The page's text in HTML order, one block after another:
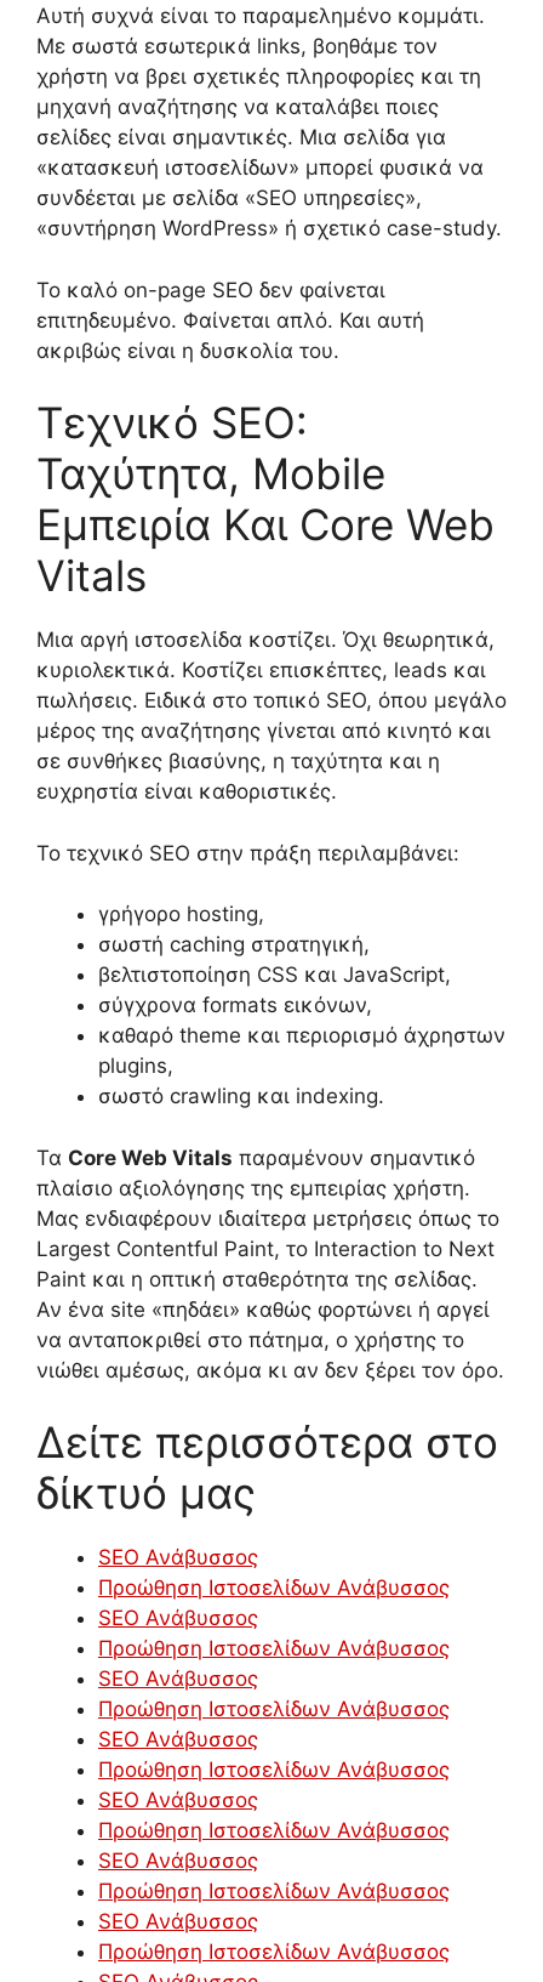
Αυτή συχνά είναι το παραμελημένο κομμάτι.
Με σωστά εσωτερικά links, βοηθάμε τον
χρήστη να βρει σχετικές πληροφορίες και τη
μηχανή αναζήτησης να καταλάβει ποιες
σελίδες είναι σημαντικές. Μια σελίδα για
«κατασκευή ιστοσελίδων» μπορεί φυσικά να
συνδέεται με σελίδα «SEO υπηρεσίες»,
«συντήρηση WordPress» ή σχετικό case-study.
Το καλό on-page SEO δεν φαίνεται
επιτηδευμένο. Φαίνεται απλό. Και αυτή
ακριβώς είναι η δυσκολία του.
Τεχνικό SEO:
Ταχύτητα, Mobile
Εμπειρία Και Core Web
Vitals
Μια αργή ιστοσελίδα κοστίζει. Όχι θεωρητικά,
κυριολεκτικά. Κοστίζει επισκέπτες, leads και
πωλήσεις. Ειδικά στο τοπικό SEO, όπου μεγάλο
μέρος της αναζήτησης γίνεται από κινητό και
σε συνθήκες βιασύνης, η ταχύτητα και η
ευχρηστία είναι καθοριστικές.
Το τεχνικό SEO στην πράξη περιλαμβάνει:
γρήγορο hosting,
σωστή caching στρατηγική,
βελτιστοποίηση CSS και JavaScript,
σύγχρονα formats εικόνων,
καθαρό theme και περιορισμό άχρηστων
plugins,
σωστό crawling και indexing.
Τα Core Web Vitals παραμένουν σημαντικό
πλαίσιο αξιολόγησης της εμπειρίας χρήστη.
Μας ενδιαφέρουν ιδιαίτερα μετρήσεις όπως το
Largest Contentful Paint, το Interaction to Next
Paint και η οπτική σταθερότητα της σελίδας.
Αν ένα site «πηδάει» καθώς φορτώνει ή αργεί
να ανταποκριθεί στο πάτημα, ο χρήστης το
νιώθει αμέσως, ακόμα κι αν δεν ξέρει τον όρο.
Δείτε περισσότερα στο
δίκτυό μας
SEO Ανάβυσσος
Προώθηση Ιστοσελίδων Ανάβυσσος
SEO Ανάβυσσος
Προώθηση Ιστοσελίδων Ανάβυσσος
SEO Ανάβυσσος
Προώθηση Ιστοσελίδων Ανάβυσσος
SEO Ανάβυσσος
Προώθηση Ιστοσελίδων Ανάβυσσος
SEO Ανάβυσσος
Προώθηση Ιστοσελίδων Ανάβυσσος
SEO Ανάβυσσος
Προώθηση Ιστοσελίδων Ανάβυσσος
SEO Ανάβυσσος
Προώθηση Ιστοσελίδων Ανάβυσσος